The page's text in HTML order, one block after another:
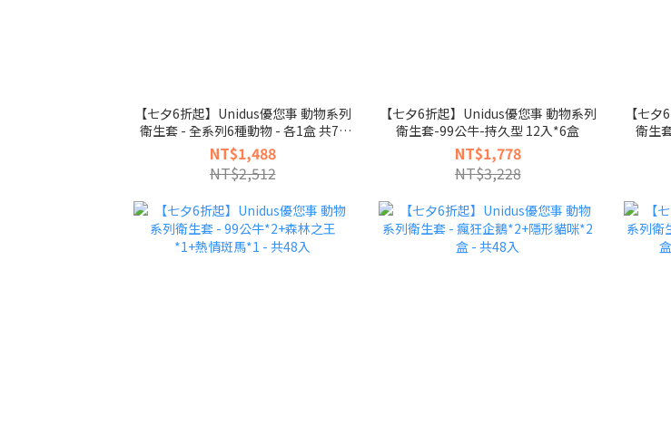
【七夕6折起】Unidus優您事 動物系列
衛生套 - 全系列6種動物 - 各1盒 共72
入
NT$1,488
NT$2,512
【七夕6折起】Unidus優您事 動物系列
衛生套-99公牛-持久型 12入*6盒
NT$1,778
NT$3,228
【七
衛生